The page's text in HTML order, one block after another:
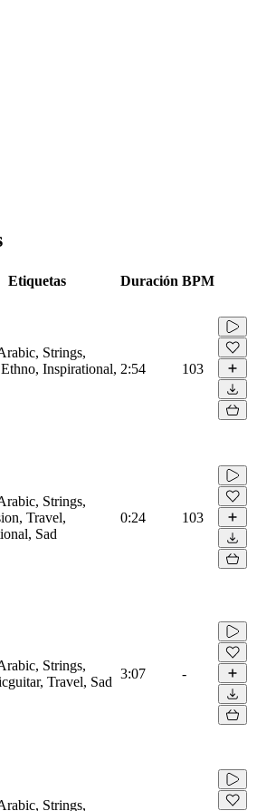
Etiquetas Duración BPM
Strings,
Inspirational, 2:54 103
Strings,
Travel,
Sad
0:24 103
Strings,
Travel, Sad
3:07 -
Strings,